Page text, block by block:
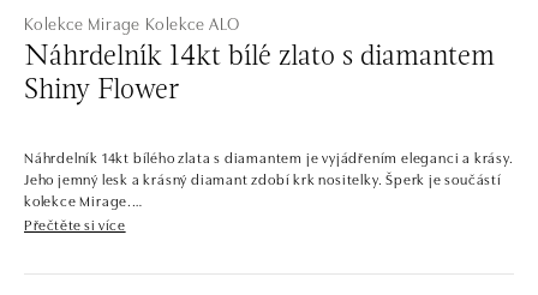
Kolekce Mirage Kolekce ALO
Náhrdelník 14kt bílé zlato s diamantem
Shiny Flower
Náhrdelník 14kt bílého zlata s diamantem je vyjádřením eleganci a krásy.
Jeho jemný lesk a krásný diamant zdobí krk nositelky. Šperk je součástí
kolekce Mirage.
Přečtěte si více